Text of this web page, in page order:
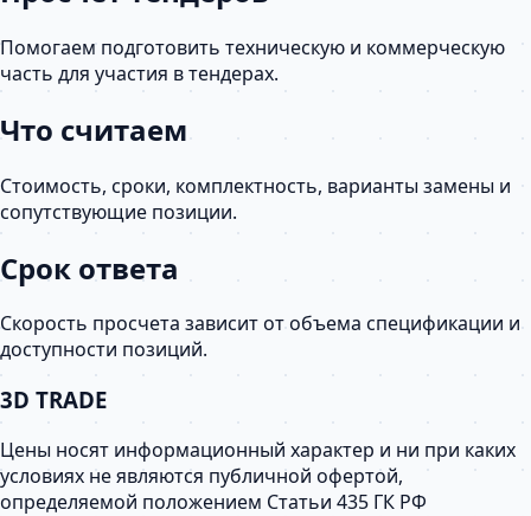
Помогаем подготовить техническую и коммерческую
часть для участия в тендерах.
Что считаем
Стоимость, сроки, комплектность, варианты замены и
сопутствующие позиции.
Срок ответа
Скорость просчета зависит от объема спецификации и
доступности позиций.
3D TRADE
Цены носят информационный характер и ни при каких
условиях не являются публичной офертой,
определяемой положением Статьи 435 ГК РФ